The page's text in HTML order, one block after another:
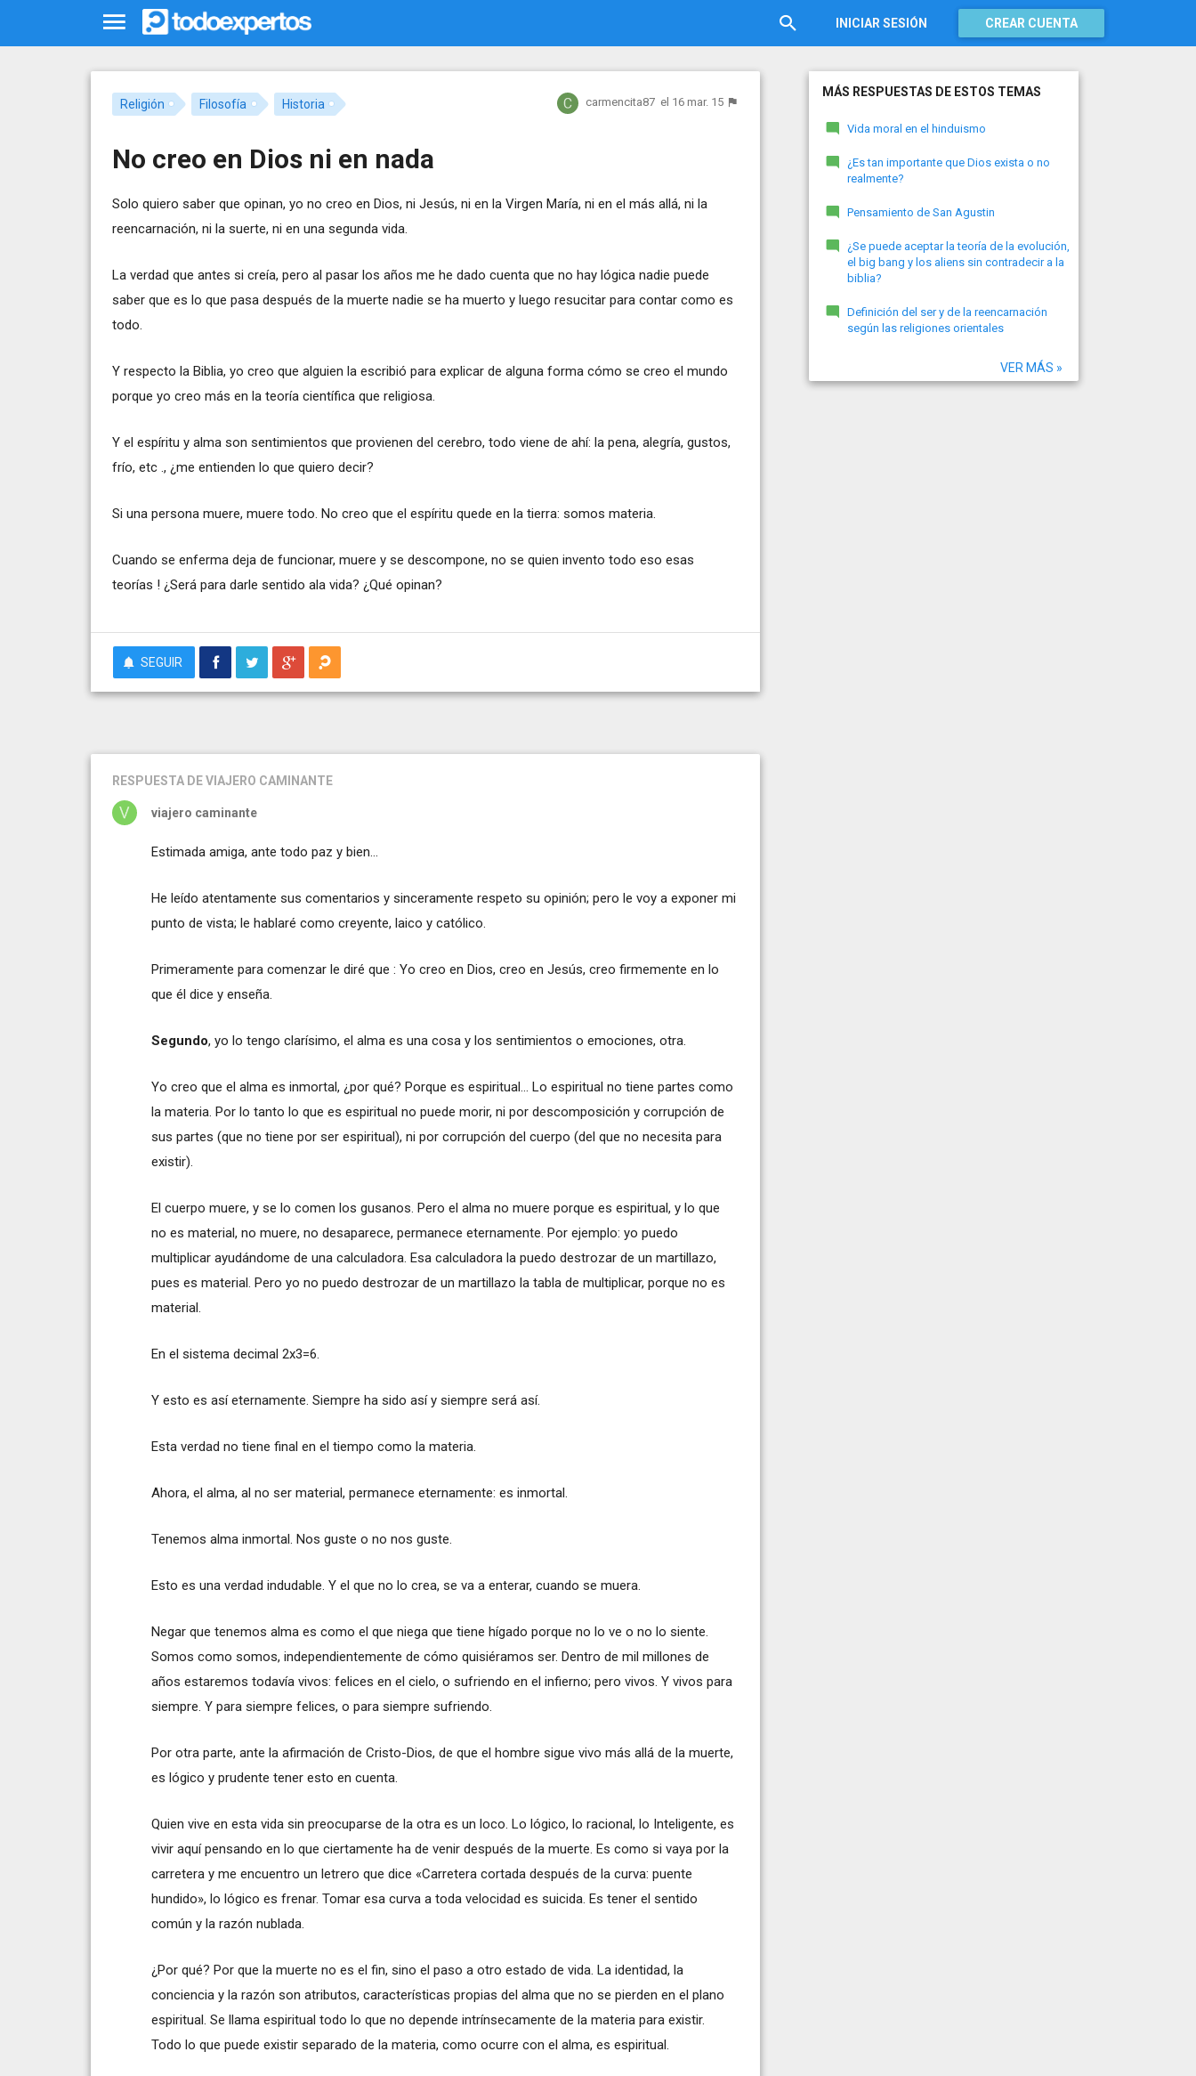
INICIAR SESIÓN CREAR CUENTA
Religión Filosofía Historia carmencita87 el 16 mar. 15
No creo en Dios ni en nada
Solo quiero saber que opinan, yo no creo en Dios, ni Jesús, ni en la Virgen María, ni en el más allá, ni la
reencarnación, ni la suerte, ni en una segunda vida.
La verdad que antes si creía, pero al pasar los años me he dado cuenta que no hay lógica nadie puede
saber que es lo que pasa después de la muerte nadie se ha muerto y luego resucitar para contar como es
todo.
Y respecto la Biblia, yo creo que alguien la escribió para explicar de alguna forma cómo se creo el mundo
porque yo creo más en la teoría científica que religiosa.
Y el espíritu y alma son sentimientos que provienen del cerebro, todo viene de ahí: la pena, alegría, gustos,
frío, etc ., ¿me entienden lo que quiero decir?
Si una persona muere, muere todo. No creo que el espíritu quede en la tierra: somos materia.
Cuando se enferma deja de funcionar, muere y se descompone, no se quien invento todo eso esas
teorías ! ¿Será para darle sentido ala vida? ¿Qué opinan?
SEGUIR
RESPUESTA DE VIAJERO CAMINANTE
viajero caminante
Estimada amiga, ante todo paz y bien…
He leído atentamente sus comentarios y sinceramente respeto su opinión; pero le voy a exponer mi
punto de vista; le hablaré como creyente, laico y católico.
Primeramente para comenzar le diré que : Yo creo en Dios, creo en Jesús, creo firmemente en lo
que él dice y enseña.
Segundo, yo lo tengo clarísimo, el alma es una cosa y los sentimientos o emociones, otra.
Yo creo que el alma es inmortal, ¿por qué? Porque es espiritual... Lo espiritual no tiene partes como
la materia. Por lo tanto lo que es espiritual no puede morir, ni por descomposición y corrupción de
sus partes (que no tiene por ser espiritual), ni por corrupción del cuerpo (del que no necesita para
existir).
El cuerpo muere, y se lo comen los gusanos. Pero el alma no muere porque es espiritual, y lo que
no es material, no muere, no desaparece, permanece eternamente. Por ejemplo: yo puedo
multiplicar ayudándome de una calculadora. Esa calculadora la puedo destrozar de un martillazo,
pues es material. Pero yo no puedo destrozar de un martillazo la tabla de multiplicar, porque no es
material.
En el sistema decimal 2x3=6.
Y esto es así eternamente. Siempre ha sido así y siempre será así.
Esta verdad no tiene final en el tiempo como la materia.
Ahora, el alma, al no ser material, permanece eternamente: es inmortal.
Tenemos alma inmortal. Nos guste o no nos guste.
Esto es una verdad indudable. Y el que no lo crea, se va a enterar, cuando se muera.
Negar que tenemos alma es como el que niega que tiene hígado porque no lo ve o no lo siente.
Somos como somos, independientemente de cómo quisiéramos ser. Dentro de mil millones de
años estaremos todavía vivos: felices en el cielo, o sufriendo en el infierno; pero vivos. Y vivos para
siempre. Y para siempre felices, o para siempre sufriendo.
Por otra parte, ante la afirmación de Cristo-Dios, de que el hombre sigue vivo más allá de la muerte,
es lógico y prudente tener esto en cuenta.
Quien vive en esta vida sin preocuparse de la otra es un loco. Lo lógico, lo racional, lo Inteligente, es
vivir aquí pensando en lo que ciertamente ha de venir después de la muerte. Es como si vaya por la
carretera y me encuentro un letrero que dice «Carretera cortada después de la curva: puente
hundido», lo lógico es frenar. Tomar esa curva a toda velocidad es suicida. Es tener el sentido
común y la razón nublada.
¿Por qué? Por que la muerte no es el fin, sino el paso a otro estado de vida. La identidad, la
conciencia y la razón son atributos, características propias del alma que no se pierden en el plano
espiritual. Se llama espiritual todo lo que no depende intrínsecamente de la materia para existir.
Todo lo que puede existir separado de la materia, como ocurre con el alma, es espiritual.
MÁS RESPUESTAS DE ESTOS TEMAS
Vida moral en el hinduismo
¿Es tan importante que Dios exista o no
realmente?
Pensamiento de San Agustin
¿Se puede aceptar la teoría de la evolución,
el big bang y los aliens sin contradecir a la
biblia?
Definición del ser y de la reencarnación
según las religiones orientales
VER MÁS »